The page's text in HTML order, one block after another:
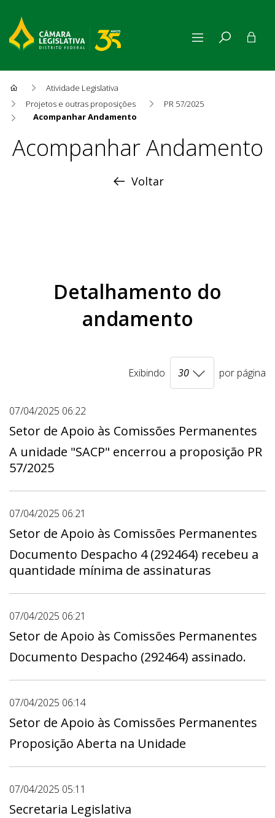
Atividade Legislativa
Projetos e outras proposições
PR 57/2025
Acompanhar Andamento
Acompanhar Andamento
Acompanhar Andamento
Voltar
Detalhamento do
andamento
Exibindo por página
07/04/2025 06:22
Setor de Apoio às Comissões Permanentes
A unidade "SACP" encerrou a proposição PR
57/2025
07/04/2025 06:21
Setor de Apoio às Comissões Permanentes
Documento Despacho 4 (292464) recebeu a
quantidade mínima de assinaturas
07/04/2025 06:21
Setor de Apoio às Comissões Permanentes
Documento Despacho (292464) assinado.
07/04/2025 06:14
Setor de Apoio às Comissões Permanentes
Proposição Aberta na Unidade
07/04/2025 05:11
Secretaria Legislativa